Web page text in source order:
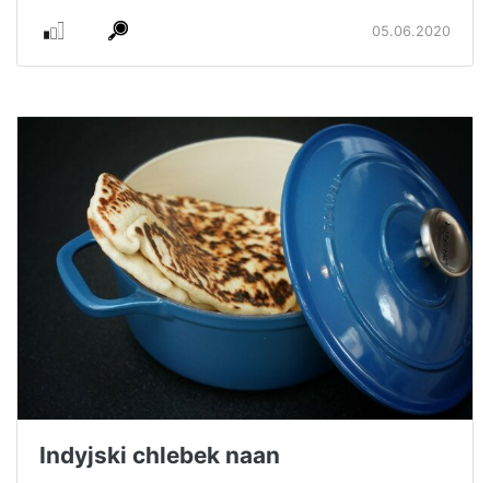
05.06.2020
Indyjski chlebek naan